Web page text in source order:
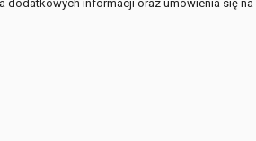
dodatkowych informacji oraz umówienia się